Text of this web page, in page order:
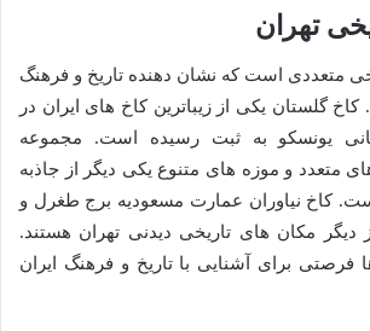
تهران
متعددی است که نشان دهنده تاریخ و فرهنگ
گلستان یکی از زیباترین کاخ های ایران در
یونسکو به ثبت رسیده است. مجموعه
متعدد و موزه های متنوع یکی دیگر از جاذبه
کاخ نیاوران عمارت مسعودیه برج طغرل و
دیگر مکان های تاریخی دیدنی تهران هستند.
فرصتی برای آشنایی با تاریخ و فرهنگ ایران